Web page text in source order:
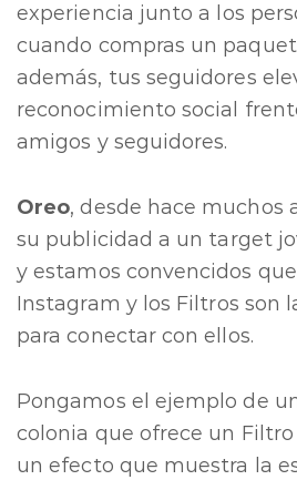
experiencia junto a los
cuando compras un
además, tus seguidores
reconocimiento social
amigos y seguidores.
Oreo, desde hace muchos
su publicidad a un target
y estamos convencidos
Instagram y los Filtros son
para conectar con ellos.
Pongamos el ejemplo de
colonia que ofrece un
un efecto que muestra la